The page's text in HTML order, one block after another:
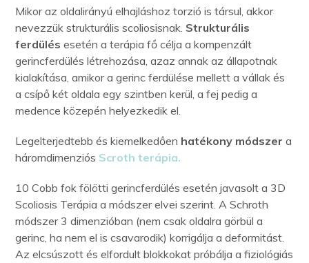
Mikor az oldalirányú elhajláshoz torzió is társul, akkor
nevezzük strukturális scoliosisnak. Strukturális
ferdülés esetén a terápia fő célja a kompenzált
gerincferdülés létrehozása, azaz annak az állapotnak
kialakítása, amikor a gerinc ferdülése mellett a vállak és
a csípő két oldala egy szintben kerül, a fej pedig a
medence közepén helyezkedik el.
Legelterjedtebb és kiemelkedően hatékony módszer a
háromdimenziós Scroth terápia.
10 Cobb fok fölötti gerincferdülés esetén javasolt a 3D
Scoliosis Terápia a módszer elvei szerint. A Schroth
módszer 3 dimenzióban (nem csak oldalra görbül a
gerinc, ha nem el is csavarodik) korrigálja a deformitást.
Az elcsúszott és elfordult blokkokat próbálja a fiziológiás